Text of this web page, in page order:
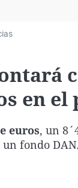
en el
euros, un
fondo